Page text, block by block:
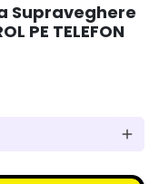
Supraveghere
PE TELEFON
add